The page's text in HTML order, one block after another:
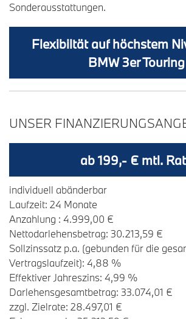
Sonderausstattungen.
Flexibiltät auf höchstem
BMW 3er Touring
UNSER
ab 199,- € mtl.
individuell abänderbar
Laufzeit: 24 Monate
Anzahlung : 4.999,00 €
Nettodarlehensbetrag: 30.213,59 €
Sollzinssatz p.a. (gebunden für die
Vertragslaufzeit): 4,88 %
Effektiver Jahreszins: 4,99 %
Darlehensgesamtbetrag: 33.074,01 €
zzgl. Zielrate: 28.497,01 €